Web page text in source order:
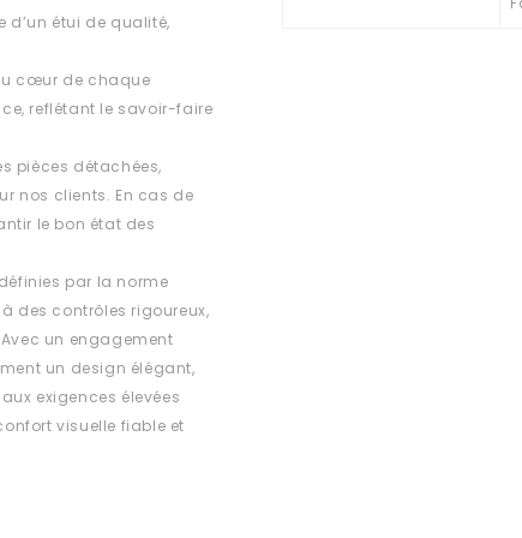
d’un étui de qualité,
cœur de chaque
reflétant le savoir-faire
pièces détachées,
nos clients. En cas de
le bon état des
par la norme
des contrôles rigoureux,
un engagement
un design élégant,
exigences élevées
visuelle fiable et